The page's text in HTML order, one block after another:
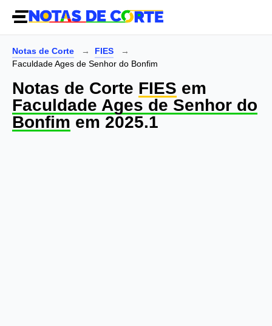
Notas de Corte
FIES
Faculdade Ages de Senhor do Bonfim
Notas de Corte FIES em
Faculdade Ages de Senhor do
Bonfim em 2025.1